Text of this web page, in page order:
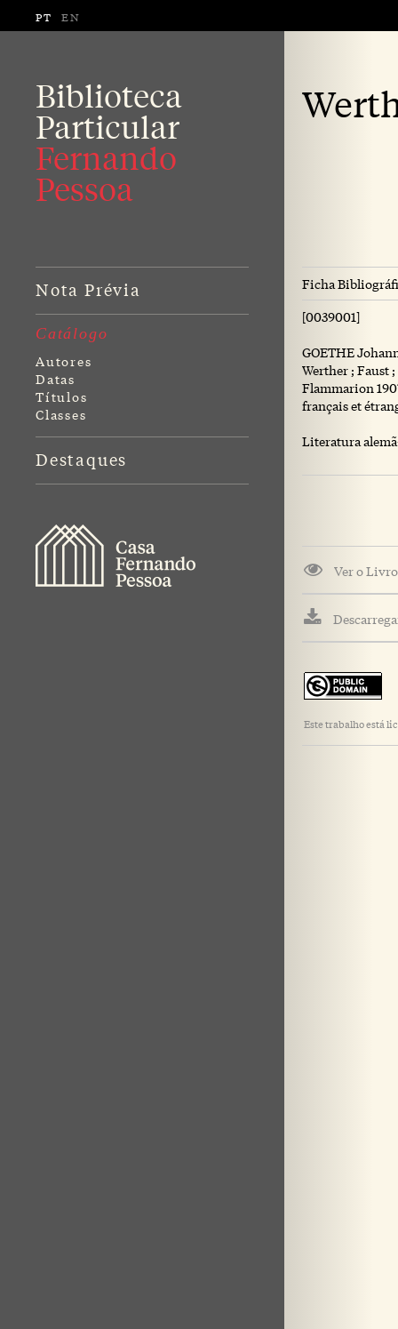
PT EN
Biblioteca
Particular
Fernando
Pessoa
Nota Prévia
Catálogo
Autores
Datas
Títulos
Classes
Destaques
Ficha
[0039001]
GOETHE
Werther ; Faust
Flammarion
français et
Literatura
Ver o Livro
Este trabalho está